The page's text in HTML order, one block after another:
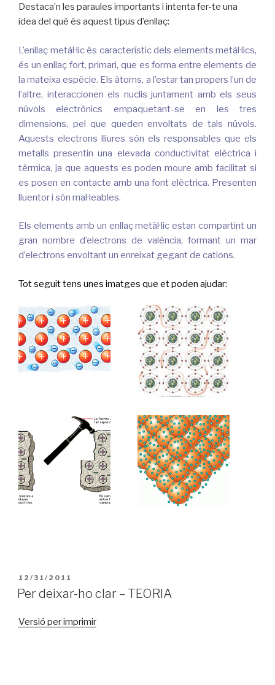
Destaca’n les paraules importants i intenta fer-te una
idea del què és aquest tipus d’enllaç:
L’enllaç metàl·lic és característic dels elements metàl·lics,
és un enllaç fort, primari, que es forma entre elements de
la mateixa espècie. Els àtoms, a l’estar tan propers l’un de
l’altre, interaccionen els nuclis juntament amb els seus
núvols electrònics empaquetant-se en les tres
dimensions, pel que queden envoltats de tals núvols.
Aquests electrons lliures són els responsables que els
metalls presentin una elevada conductivitat elèctrica i
tèrmica, ja que aquests es poden moure amb facilitat si
es posen en contacte amb una font elèctrica. Presenten
lluentor i són mal·leables.
Els elements amb un enllaç metàl·lic estan compartint un
gran nombre d’electrons de valència, formant un mar
d’electrons envoltant un enreixat gegant de cations.
Tot seguit tens unes imatges que et poden ajudar:
PUBLICAT
A
12/31/2011
Per deixar-ho clar – TEORIA
Versió per imprimir